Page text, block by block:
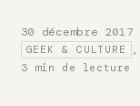
30 décembre 2017
GEEK & CULTURE ,
3 min de lecture